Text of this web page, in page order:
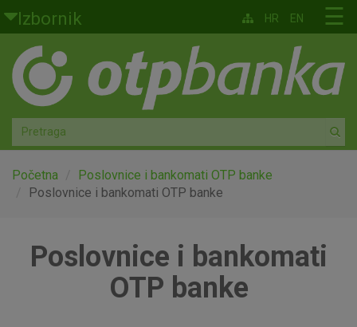
Skoči na glavni sadržaj
Izbornik
Građani
Privatno bankarstvo
Agro
Mala poduzeća i obrtnici
Globalna tržišta
☰
HR EN
Početna
Poslovnice i bankomati OTP banke
Poslovnice i bankomati OTP banke
Poslovnice i bankomati
OTP banke